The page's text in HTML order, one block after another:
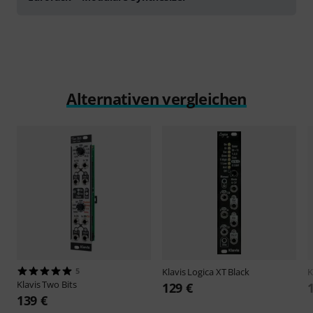
Alternativen vergleichen
5
KlavisTwo Bits
139 €
KlavisLogica XT Black
129 €